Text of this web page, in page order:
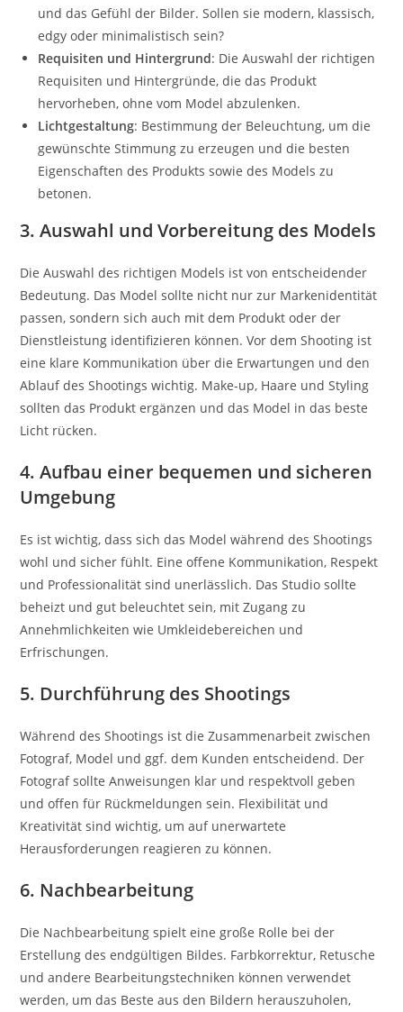
und das Gefühl der Bilder. Sollen sie modern, klassisch,
edgy oder minimalistisch sein?
Requisiten und Hintergrund: Die Auswahl der richtigen
Requisiten und Hintergründe, die das Produkt
hervorheben, ohne vom Model abzulenken.
Lichtgestaltung: Bestimmung der Beleuchtung, um die
gewünschte Stimmung zu erzeugen und die besten
Eigenschaften des Produkts sowie des Models zu
betonen.
3. Auswahl und Vorbereitung des Models
Die Auswahl des richtigen Models ist von entscheidender
Bedeutung. Das Model sollte nicht nur zur Markenidentität
passen, sondern sich auch mit dem Produkt oder der
Dienstleistung identifizieren können. Vor dem Shooting ist
eine klare Kommunikation über die Erwartungen und den
Ablauf des Shootings wichtig. Make-up, Haare und Styling
sollten das Produkt ergänzen und das Model in das beste
Licht rücken.
4. Aufbau einer bequemen und sicheren
Umgebung
Es ist wichtig, dass sich das Model während des Shootings
wohl und sicher fühlt. Eine offene Kommunikation, Respekt
und Professionalität sind unerlässlich. Das Studio sollte
beheizt und gut beleuchtet sein, mit Zugang zu
Annehmlichkeiten wie Umkleidebereichen und
Erfrischungen.
5. Durchführung des Shootings
Während des Shootings ist die Zusammenarbeit zwischen
Fotograf, Model und ggf. dem Kunden entscheidend. Der
Fotograf sollte Anweisungen klar und respektvoll geben
und offen für Rückmeldungen sein. Flexibilität und
Kreativität sind wichtig, um auf unerwartete
Herausforderungen reagieren zu können.
6. Nachbearbeitung
Die Nachbearbeitung spielt eine große Rolle bei der
Erstellung des endgültigen Bildes. Farbkorrektur, Retusche
und andere Bearbeitungstechniken können verwendet
werden, um das Beste aus den Bildern herauszuholen,